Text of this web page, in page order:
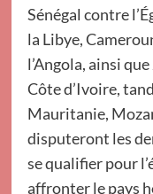
Sénégal contre
la Libye,
l’Angola, ainsi
Côte d’Ivoire,
Mauritanie,
disputeront les
se qualifier pour
affronter le pays